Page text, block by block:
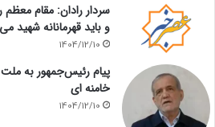
سردار رادان: مقام معظم
و باید قهرمانانه شهید
1404/12/10
پیام رئیس‌جمهور به ملت
خامنه ای
1404/12/10